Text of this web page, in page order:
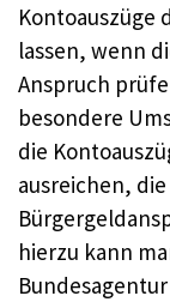
Kontoauszüge
lassen, wenn
Anspruch
besondere
die
ausreichen,
hierzu kann